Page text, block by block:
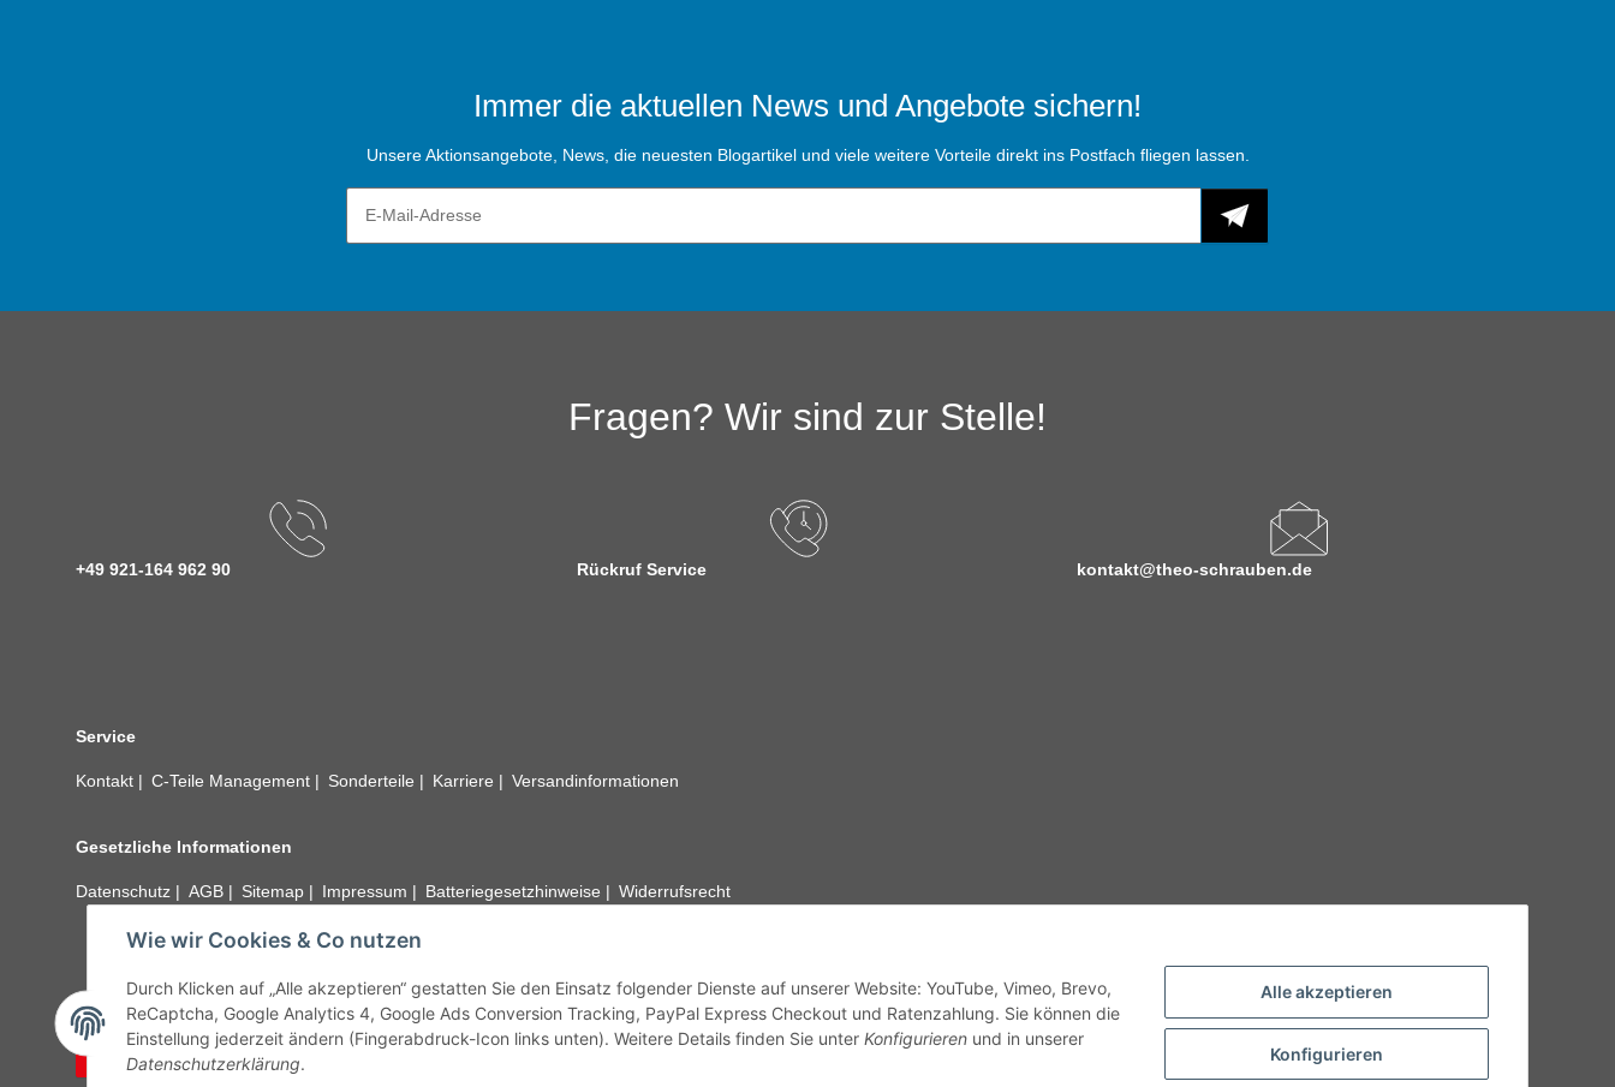
Alle akzeptieren
Konfigurieren
Wie wir Cookies & Co nutzen
Durch Klicken auf „Alle akzeptieren“ gestatten Sie den Einsatz folgender Dienste auf unserer Website: YouTube, Vimeo, Brevo,
ReCaptcha, Google Analytics 4, Google Ads Conversion Tracking, PayPal Express Checkout und Ratenzahlung. Sie können die
Einstellung jederzeit ändern (Fingerabdruck-Icon links unten). Weitere Details finden Sie unter Konfigurieren und in unserer
Datenschutzerklärung.
Immer die aktuellen News und Angebote sichern!
Unsere Aktionsangebote, News, die neuesten Blogartikel und viele weitere Vorteile direkt ins Postfach fliegen lassen.
Fragen? Wir sind zur Stelle!
+49 921-164 962 90 Rückruf Service kontakt@theo-schrauben.de
Service
Kontakt C-Teile Management Sonderteile Karriere Versandinformationen
Gesetzliche Informationen
Datenschutz AGB Sitemap Impressum Batteriegesetzhinweise Widerrufsrecht
unseren Kundenservice. Abbildungen der Artikel können beispielhaft sein und vom Produkt abweichen.
Vertrag widerrufen